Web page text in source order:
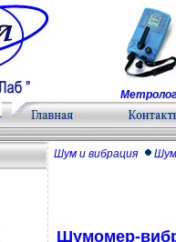
Шум и вибрация
Шумомер-